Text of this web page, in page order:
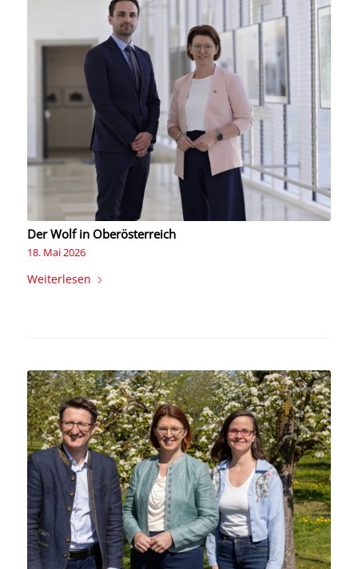
Der Wolf in Oberösterreich
18. Mai 2026
Weiterlesen